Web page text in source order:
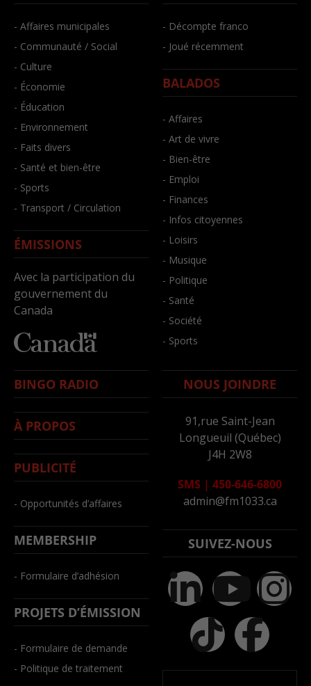
- Affaires municipales
- Communauté / Social
- Culture
- Économie
- Éducation
- Environnement
- Faits divers
- Santé et bien-être
- Sports
- Transport / Circulation
ÉMISSIONS
Avec la participation du
gouvernement du
Canada
- Décompte franco
- Joué récemment
BALADOS
- Affaires
- Art de vivre
- Bien-être
- Emploi
- Finances
- Infos citoyennes
- Loisirs
- Musique
- Politique
- Santé
- Société
- Sports
BINGO RADIO
À PROPOS
PUBLICITÉ
- Opportunités d’affaires
MEMBERSHIP
- Formulaire d’adhésion
PROJETS D’ÉMISSION
- Formulaire de demande
- Politique de traitement
NOUS JOINDRE
91,rue Saint-Jean
Longueuil (Québec)
J4H 2W8
SMS | 450-646-6800
admin@fm1033.ca
SUIVEZ-NOUS